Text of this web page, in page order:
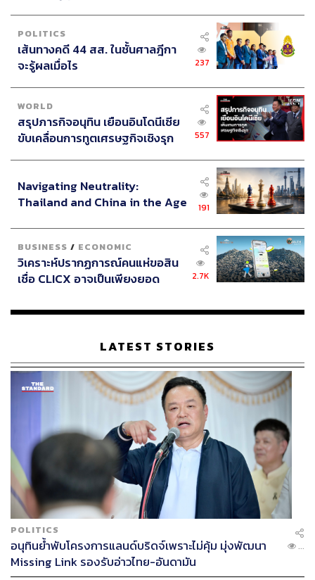
POLITICS
เส้นทางคดี 44 สส. ในชั้นศาลฎีกา
จะรู้ผลเมื่อไร
237
WORLD
สรุปภารกิจอนุทิน เยือนอินโดนีเซีย
ขับเคลื่อนการทูตเศรษฐกิจเชิงรุก
557
Navigating Neutrality:
Thailand and China in the Age
191
BUSINESS / ECONOMIC
วิเคราะห์ปรากฏการณ์คนแห่ขอสิน
เชื่อ CLICX อาจเป็นเพียงยอด
เรือนไทยที่ถูกซุกไว้
2.7K
LATEST STORIES
POLITICS
อนุทินย้ำพับโครงการแลนด์บริดจ์เพราะไม่คุ้ม มุ่งพัฒนา
Missing Link รองรับอ่าวไทย-อันดามัน
...